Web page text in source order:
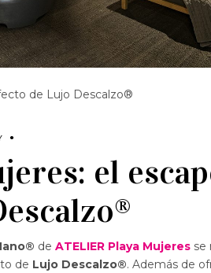
de Lujo Descalzo®
el
de ATELIER Playa Mujeres se
de Lujo Descalzo®. Además de